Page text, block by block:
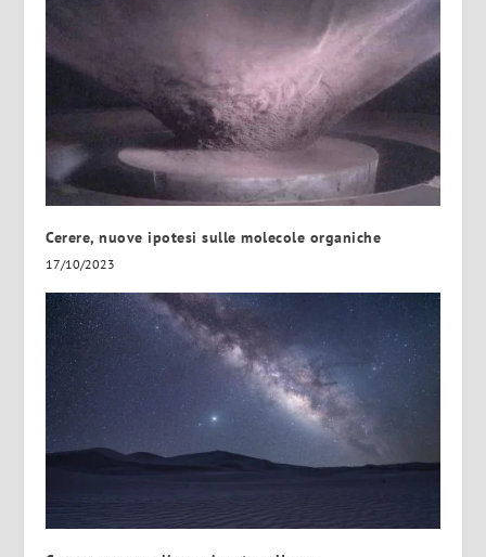
Cerere, nuove ipotesi sulle molecole organiche
17/10/2023